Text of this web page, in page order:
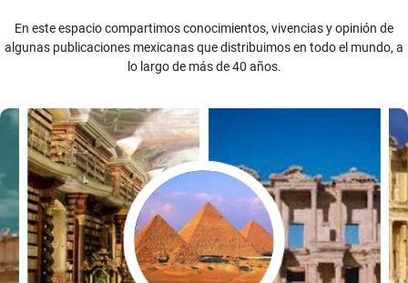
En este espacio compartimos conocimientos, vivencias y opinión de
algunas publicaciones mexicanas que distribuimos en todo el mundo, a
lo largo de más de 40 años.